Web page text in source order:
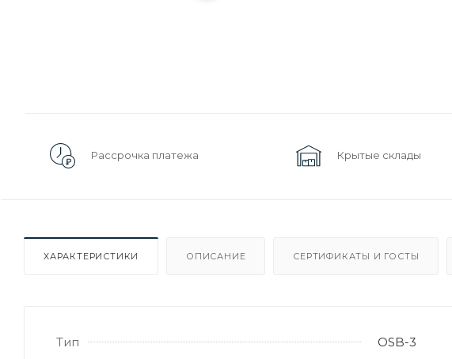
Рассрочка платежа Крытые склады
ХАРАКТЕРИСТИКИ ОПИСАНИЕ СЕРТИФИКАТЫ И ГОСТЫ
Тип
OSB-3